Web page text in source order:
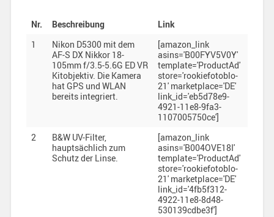
Nr. Beschreibung
Link
1
Nikon D5300 mit dem
AF-S DX Nikkor 18-
105mm f/3.5-5.6G ED VR
Kitobjektiv. Die Kamera
hat GPS und WLAN
bereits integriert.
[amazon_link
asins='B00FYV5V0Y'
template='ProductAd'
store='rookiefotoblo-
21' marketplace='DE'
link_id='eb5d78e9-
4921-11e8-9fa3-
1107005750ce']
2
B&W UV-Filter,
hauptsächlich zum
Schutz der Linse.
[amazon_link
asins='B004OVE18I'
template='ProductAd'
store='rookiefotoblo-
21' marketplace='DE'
link_id='4fb5f312-
4922-11e8-8d48-
530139cdbe3f']